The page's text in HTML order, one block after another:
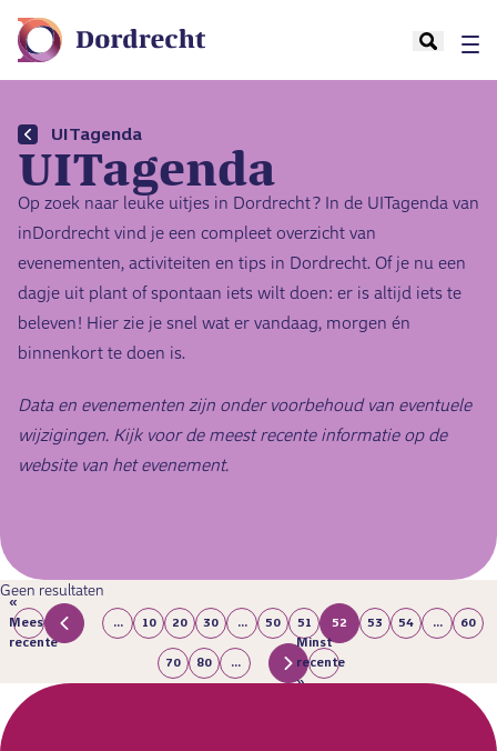
UITagenda
UITagenda
Op zoek naar leuke uitjes in Dordrecht? In de UITagenda van
inDordrecht vind je een compleet overzicht van
evenementen, activiteiten en tips in Dordrecht. Of je nu een
dagje uit plant of spontaan iets wilt doen: er is altijd iets te
beleven! Hier zie je snel wat er vandaag, morgen én
binnenkort te doen is.
Data en evenementen zijn onder voorbehoud van eventuele
wijzigingen. Kijk voor de meest recente informatie op de
website van het evenement.
Geen resultaten
«
Meest
recente
... 10 20 30 ... 50 51 52 53 54 ... 60
70 80 ...
Minst
recente
»